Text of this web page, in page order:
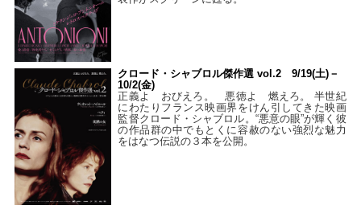
クロード・シャブロル傑作選 vol.2 9/19(土)－
10/2(金)
正義よ おびえろ。 悪徳よ 燃えろ。 半世紀
にわたりフランス映画界をけん引してきた映画
監督クロード・シャブロル。“悪意の眼”が輝く彼
の作品群の中でもとくに容赦のない強烈な魅力
をはなつ伝説の３本を公開。